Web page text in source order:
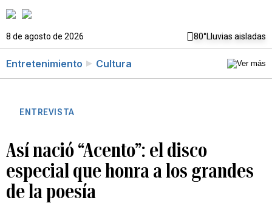
8 de agosto de 2026 80°Lluvias aisladas
Entretenimiento Cultura
ENTREVISTA
Así nació “Acento”: el disco
especial que honra a los grandes
de la poesía